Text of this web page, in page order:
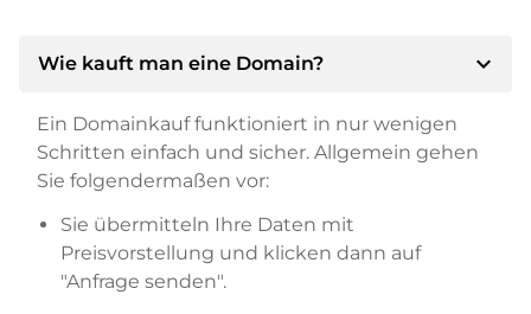
Wie kauft man eine Domain? expand_more
Ein Domainkauf funktioniert in nur wenigen
Schritten einfach und sicher. Allgemein gehen
Sie folgendermaßen vor:
Sie übermitteln Ihre Daten mit
Preisvorstellung und klicken dann auf
"Anfrage senden".